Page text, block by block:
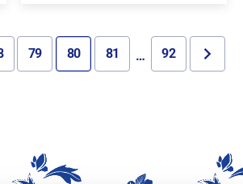
79 80 81 … 92